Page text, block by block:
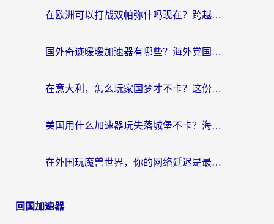
在欧洲可以打战双帕弥什吗现在？跨越延迟墙的实战指南
国外奇迹暖暖加速器有哪些？海外党国服游戏畅玩终极指南（附亲测推荐）
在意大利，怎么玩家国梦才不卡？这份终极加速指南请收好
美国用什么加速器玩失落城堡不卡？海外党亲测有效的国服游戏加速指南
在外国玩魔兽世界，你的网络延迟是最大的敌人
回国加速器